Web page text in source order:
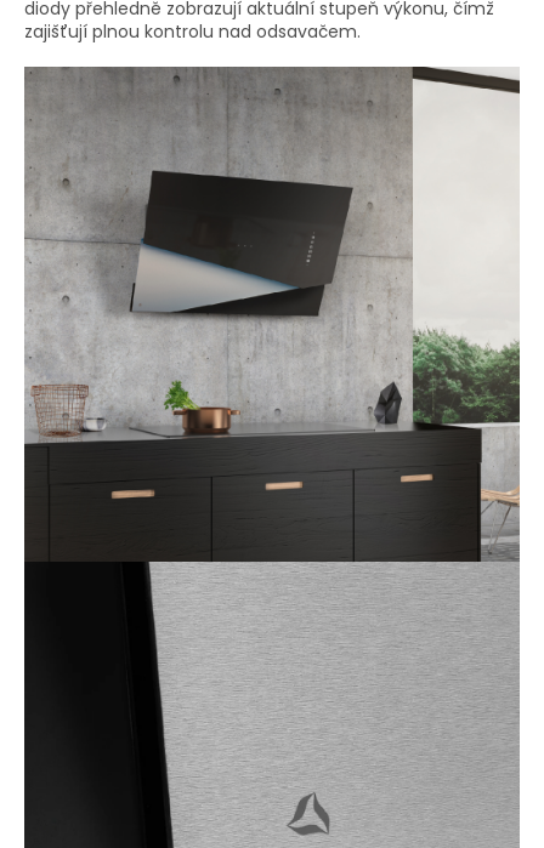
diody přehledně zobrazují aktuální stupeň výkonu, čímž
zajišťují plnou kontrolu nad odsavačem.